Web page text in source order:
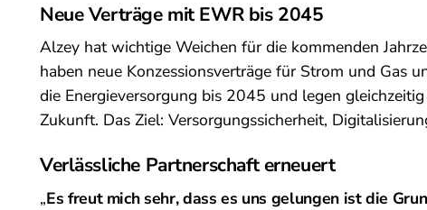
Neue Verträge mit EWR bis 2045
Alzey hat wichtige Weichen für die kommenden
haben neue Konzessionsverträge für Strom und Gas
die Energieversorgung bis 2045 und legen
Zukunft. Das Ziel: Versorgungssicherheit,
Verlässliche Partnerschaft erneuert
„Es freut mich sehr, dass es uns gelungen ist die